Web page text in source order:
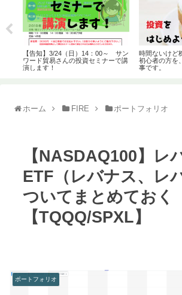
【告知】3/24（日）14：00～ サン
ワード貿易さんの投資セミナーで講
演します！
時間ないけど
初心者の方を
事です。
ホーム FIRE ポートフォリオ
【NASDAQ100】レ
ETF（レバナス、レ
ついてまとめておく
【TQQQ/SPXL】
ポートフォリオ